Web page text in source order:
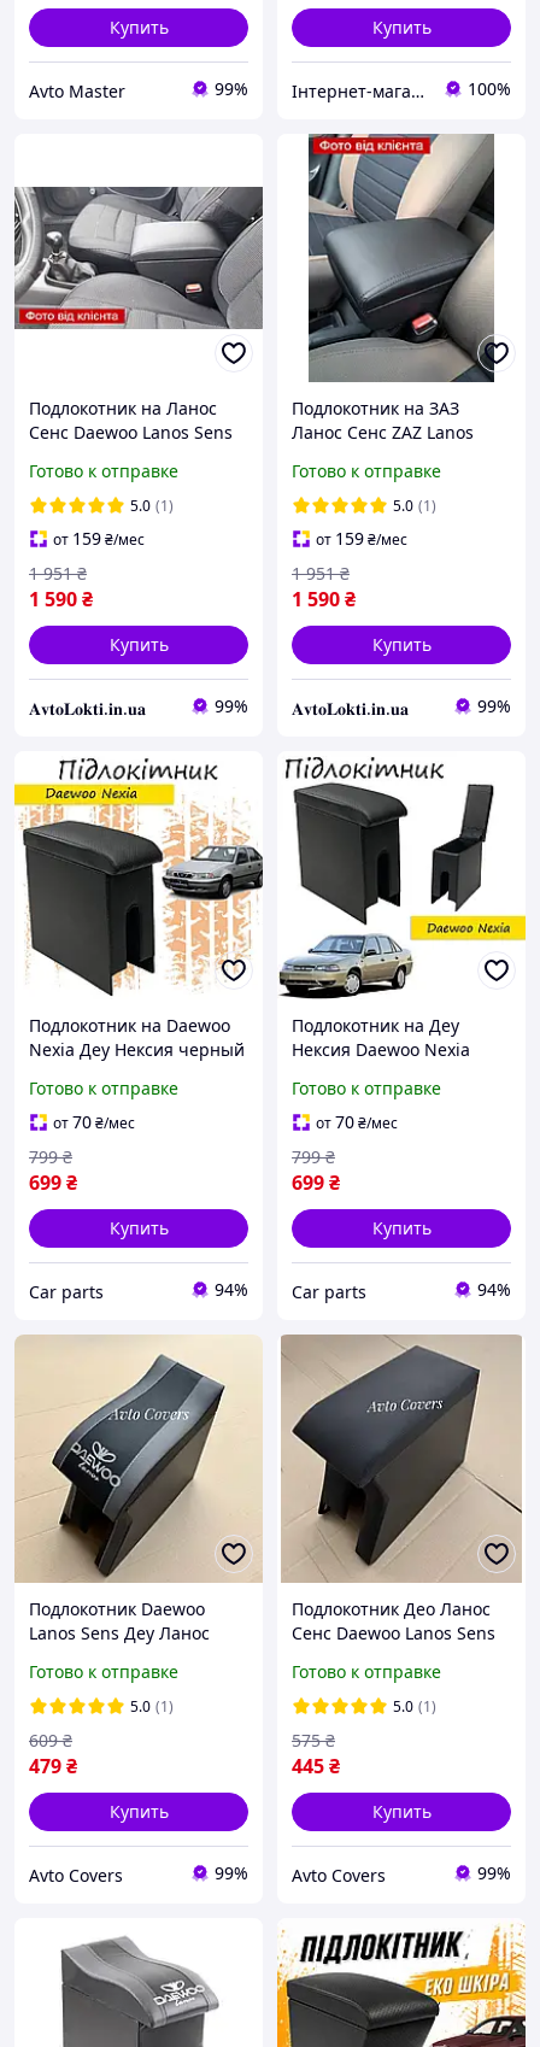
Купить
Avto Master 99%
Купить
Інтернет-магазин "Автостиль Дніпро" 100%
Подлокотник на Ланос
Сенс Daewoo Lanos Sens
Готово к отправке
5.0 (1)
от 159₴/мес
1 590₴
1 951 ₴
Купить
𝐀𝐯𝐭𝐨𝐋𝐨𝐤𝐭𝐢.𝐢𝐧.𝐮𝐚 99%
Подлокотник на ЗАЗ
Ланос Сенс ZAZ Lanos
Готово к отправке
5.0 (1)
от 159₴/мес
1 590₴
1 951 ₴
Купить
𝐀𝐯𝐭𝐨𝐋𝐨𝐤𝐭𝐢.𝐢𝐧.𝐮𝐚 99%
Подлокотник на Daewoo
Nexia Деу Нексия черный
Готово к отправке
от70₴/мес
699₴
799 ₴
Купить
Сar parts 94%
Подлокотник на Деу
Нексия Daewoo Nexia
Готово к отправке
от70₴/мес
699₴
799 ₴
Купить
Сar parts 94%
Подлокотник Daewoo
Lanos Sens Деу Ланос
изогнут
Готово к отправке
5.0 (1)
479₴
609 ₴
Купить
Avto Covers 99%
Подлокотник Део Ланос
Сенс Daewoo Lanos Sens
Готово к отправке
5.0 (1)
445₴
575 ₴
Купить
Avto Covers 99%